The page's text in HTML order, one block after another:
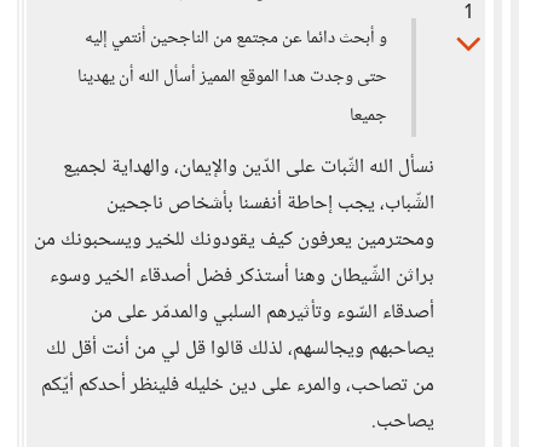
1
و أبحث دائما عن مجتمع من الناجحين أنتمي إليه
حتى وجدت هدا الموقع المميز أسأل الله أن يهدينا
جميعا
نسأل الله الثّبات على الدّين والإيمان، والهداية لجميع
الشّباب، يجب إحاطة أنفسنا بأشخاص ناجحين
ومحترمين يعرفون كيف يقودونك للخير ويسحبونك من
براثن الشّيطان وهنا أستذكر فضل أصدقاء الخير وسوء
أصدقاء السّوء وتأثيرهم السلبي والمدمّر على من
يصاحبهم ويجالسهم، لذلك قالوا قل لي من أنت أقل لك
من تصاحب، والمرء على دين خليله فلينظر أحدكم أيّكم
يصاحب.